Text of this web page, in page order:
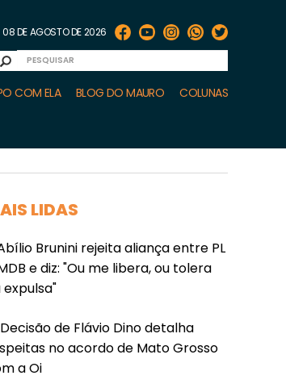
08 DE AGOSTO DE 2026
COM ELA BLOG DO MAURO COLUNAS
LIDAS
Brunini rejeita aliança entre PL
e diz: "Ou me libera, ou tolera
expulsa"
Decisão de Flávio Dino detalha
no acordo de Mato Grosso
a Oi